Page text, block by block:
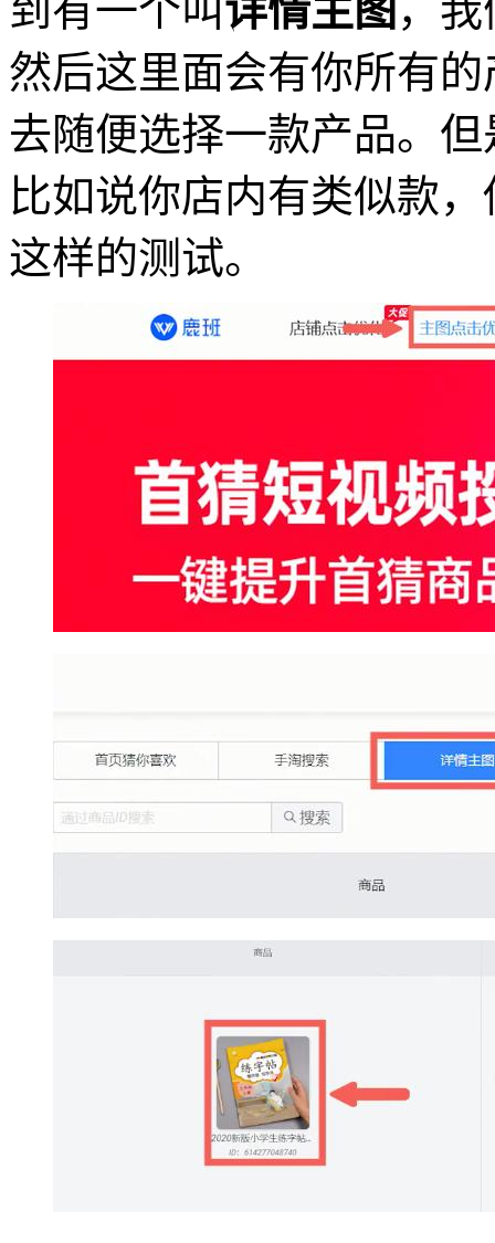
到有一个叫详情主图 ，我
然后这里面会有你所有
去随便选择一款产品。
比如说你店内有类似款
这样的测试。